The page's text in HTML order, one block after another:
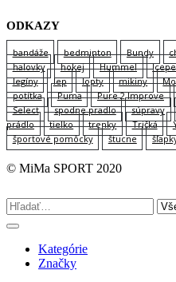
ODKAZY
bandáže bedminton Bundy
halovky
hokej Hummel
legíny
lep lopty mikiny
potítka
Puma Pure 2 Improve
Select
spodne pradlo súpravy
prádlo
tielko trenky Tričká
športové pomôcky
štucne
© MiMa SPORT 2020
Kategórie
Značky